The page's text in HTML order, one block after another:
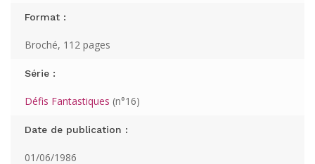
Format :
Broché, 112 pages
Série :
Défis Fantastiques (n°16)
Date de publication :
01/06/1986